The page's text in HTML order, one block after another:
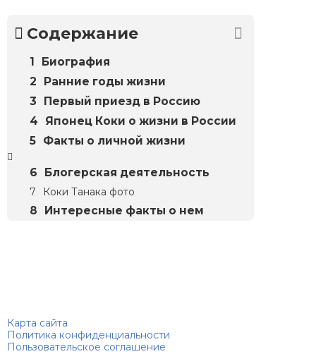
Содержание
Биография
Ранние годы жизни
Первый приезд в Россию
Японец Коки о жизни в России
Факты о личной жизни
Блогерская деятельность
Коки Танака фото
Интересные факты о нем
Карта сайта
Политика конфиденциальности
Пользовательское соглашение